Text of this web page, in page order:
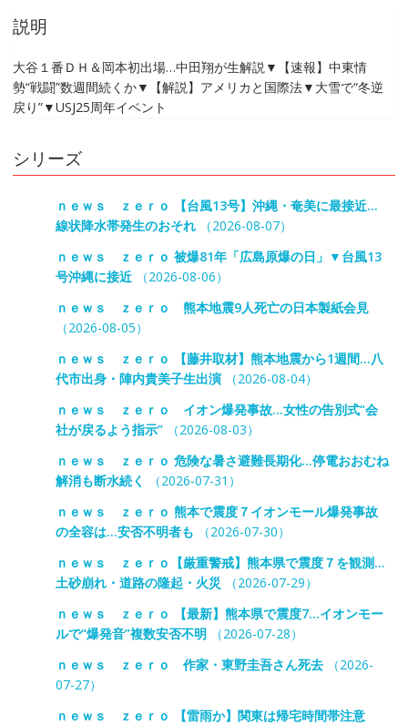
説明
大谷１番ＤＨ＆岡本初出場…中田翔が生解説▼【速報】中東情
勢“戦闘”数週間続くか▼【解説】アメリカと国際法▼大雪で“冬逆
戻り”▼USJ25周年イベント
シリーズ
ｎｅｗｓ ｚｅｒｏ 【台風13号】沖縄・奄美に最接近…
線状降水帯発生のおそれ（2026-08-07）
ｎｅｗｓ ｚｅｒｏ 被爆81年「広島原爆の日」▼台風13
号沖縄に接近（2026-08-06）
ｎｅｗｓ ｚｅｒｏ 熊本地震9人死亡の日本製紙会見
（2026-08-05）
ｎｅｗｓ ｚｅｒｏ 【藤井取材】熊本地震から1週間…八
代市出身・陣内貴美子生出演（2026-08-04）
ｎｅｗｓ ｚｅｒｏ イオン爆発事故…女性の告別式“会
社が戻るよう指示”（2026-08-03）
ｎｅｗｓ ｚｅｒｏ 危険な暑さ避難長期化…停電おおむね
解消も断水続く
（2026-07-31）
ｎｅｗｓ ｚｅｒｏ 熊本で震度７イオンモール爆発事故
の全容は…安否不明者も （2026-07-30）
ｎｅｗｓ ｚｅｒｏ【厳重警戒】熊本県で震度７を観測…
土砂崩れ・道路の隆起・火災
（2026-07-29）
ｎｅｗｓ ｚｅｒｏ 【最新】熊本県で震度7…イオンモー
ルで“爆発音”複数安否不明（2026-07-28）
ｎｅｗｓ ｚｅｒｏ 作家・東野圭吾さん死去（2026-
07-27）
ｎｅｗｓ ｚｅｒｏ 【雷雨か】関東は帰宅時間帯注意